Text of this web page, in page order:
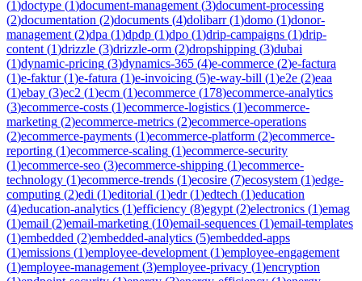
(1)doctype (1)document-management (3)document-processing
(2)documentation (2)documents (4)dolibarr(1)domo (1)donor-
management (2)dpa (1)dpdp (1)dpo (1)drip-campaigns (1)drip-
content (1)drizzle (3)drizzle-orm (2)dropshipping (3)dubai
(1)dynamic-pricing (3)dynamics-365 (4)e-commerce (2)e-factura
(1)e-faktur(1)e-fatura (1)e-invoicing (5)e-way-bill (1)e2e (2)eaa
(1)ebay (3)ec2 (1)ecm (1)ecommerce (178)ecommerce-analytics
(3)ecommerce-costs (1)ecommerce-logistics (1)ecommerce-
marketing (2)ecommerce-metrics (2)ecommerce-operations
(2)ecommerce-payments (1)ecommerce-platform (2)ecommerce-
reporting (1)ecommerce-scaling (1)ecommerce-security
(1)ecommerce-seo (3)ecommerce-shipping (1)ecommerce-
technology (1)ecommerce-trends (1)ecosire (7)ecosystem (1)edge-
computing (2)edi (1)editorial (1)edr(1)edtech (1)education
(4)education-analytics (1)efficiency (8)egypt (2)electronics (1)emag
(1)email (2)email-marketing (10)email-sequences (1)email-templates
(1)embedded (2)embedded-analytics (5)embedded-apps
(1)emissions (1)employee-development (1)employee-engagement
(1)employee-management (3)employee-privacy (1)encryption